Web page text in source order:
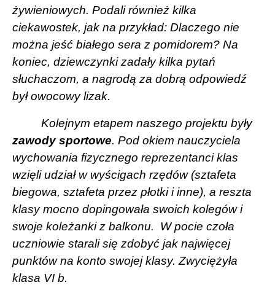
żywieniowych. Podali również kilka
ciekawostek, jak na przykład: Dlaczego nie
można jeść białego sera z pomidorem? Na
koniec, dziewczynki zadały kilka pytań
słuchaczom, a nagrodą za dobrą odpowiedź
był owocowy lizak.
Kolejnym etapem naszego projektu były
zawody sportowe. Pod okiem nauczyciela
wychowania fizycznego reprezentanci klas
wzięli udział w wyścigach rzędów (sztafeta
biegowa, sztafeta przez płotki i inne), a reszta
klasy mocno dopingowała swoich kolegów i
swoje koleżanki z balkonu.
W pocie czoła
uczniowie starali się zdobyć jak najwięcej
punktów na konto swojej klasy. Zwyciężyła
klasa VI b.